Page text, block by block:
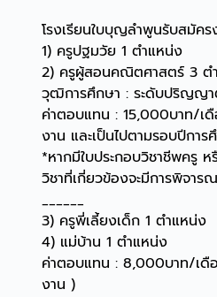
โรงเรียนใบบุญลำพูนรับสมัคร
1) ครูปฐมวัย 1 ตำแหน่ง
2) ครูผู้สอนคณิตศาสตร์ 3 ต
วุฒิการศึกษา : ระดับปริญญา
ค่าตอบแทน : 15,000บาท/เ
งาน และเป็นไปตามรอบปีการ
*หากมีใบประกอบวิชาชีพครู ห
วิชาที่เกี่ยวข้องจะมีการพิจาร
______
3) ครูพี่เลี้ยงเด็ก 1 ตำแหน่ง
4) แม่บ้าน 1 ตำแหน่ง
ค่าตอบแทน : 8,000บาท/เดื
งาน )